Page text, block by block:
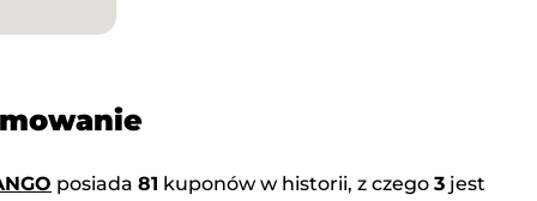
posiada 81 kuponów w historii, z czego 3 jest